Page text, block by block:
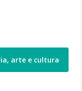
arte e cultura